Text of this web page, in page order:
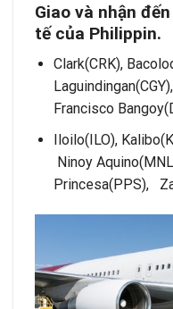
Giao và nhận
tế của Philippin.
Clark(CRK),
Francisco
Iloilo(ILO),
Ninoy
Princesa(PPS),